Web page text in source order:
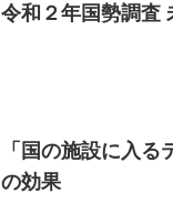
令和２年国勢調査
「国の施設に入
の効果